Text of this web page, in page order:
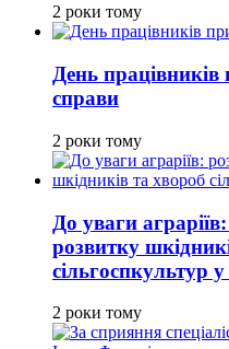
2 роки тому
День працівників
справи
2 роки тому
До уваги
розвитку
сільгоспкультур
2 роки тому